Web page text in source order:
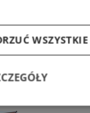
nad
Morze
WSZYSTKIE